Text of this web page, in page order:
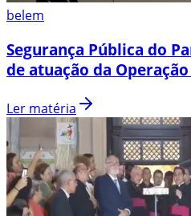
belem
Segurança Pública do
de atuação da
Ler matéria